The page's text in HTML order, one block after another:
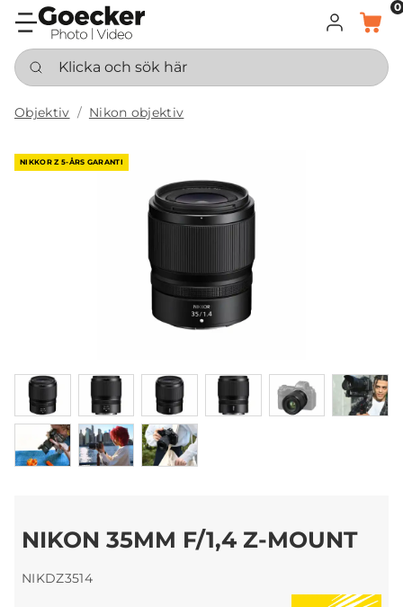
LOGGA IN
KORG
0
Klicka och sök här
Objektiv Nikon objektiv
NIKKOR Z 5-ÅRS GARANTI
NIKON 35MM F/1,4 Z-MOUNT
NIKDZ3514